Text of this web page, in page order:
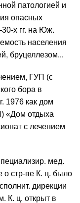
патологией и
опасных
х гг. на Юж.
населения
бруцеллезом...
ГУП (с
бора в
1976 как дом
«Дом отдыха
с лечением
мед.
о стр-ве К. ц. было
дирекции
К. ц. открыт в